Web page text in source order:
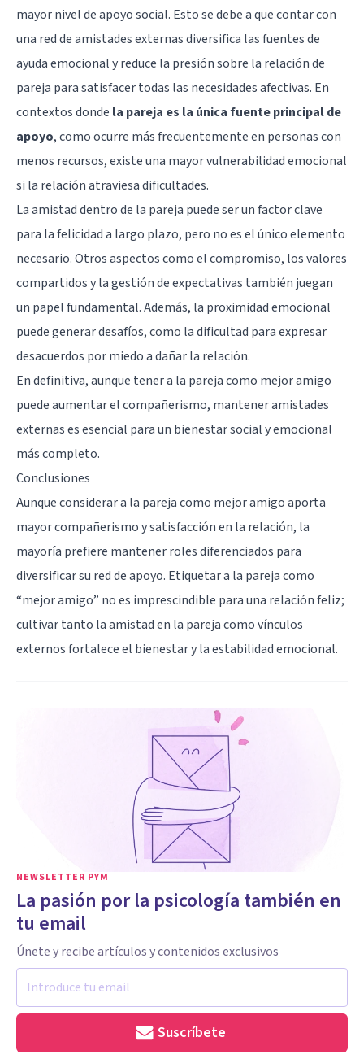
mayor nivel de apoyo social. Esto se debe a que contar con
una red de amistades externas diversifica las fuentes de
ayuda emocional y reduce la presión sobre la relación de
pareja para satisfacer todas las necesidades afectivas. En
contextos donde la pareja es la única fuente principal de
apoyo, como ocurre más frecuentemente en personas con
menos recursos, existe una mayor vulnerabilidad emocional
si la relación atraviesa dificultades.
La amistad dentro de la pareja puede ser un factor clave
para la felicidad a largo plazo, pero no es el único elemento
necesario. Otros aspectos como el compromiso, los valores
compartidos y la gestión de expectativas también juegan
un papel fundamental. Además, la proximidad emocional
puede generar desafíos, como la dificultad para expresar
desacuerdos por miedo a dañar la relación.
En definitiva, aunque tener a la pareja como mejor amigo
puede aumentar el compañerismo, mantener amistades
externas es esencial para un bienestar social y emocional
más completo.
Conclusiones
Aunque considerar a la pareja como mejor amigo aporta
mayor compañerismo y satisfacción en la relación, la
mayoría prefiere mantener roles diferenciados para
diversificar su red de apoyo. Etiquetar a la pareja como
“mejor amigo” no es imprescindible para una relación feliz;
cultivar tanto la amistad en la pareja como vínculos
externos fortalece el bienestar y la estabilidad emocional.
NEWSLETTER PYM
La pasión por la psicología también en
tu email
Únete y recibe artículos y contenidos exclusivos
Suscríbete